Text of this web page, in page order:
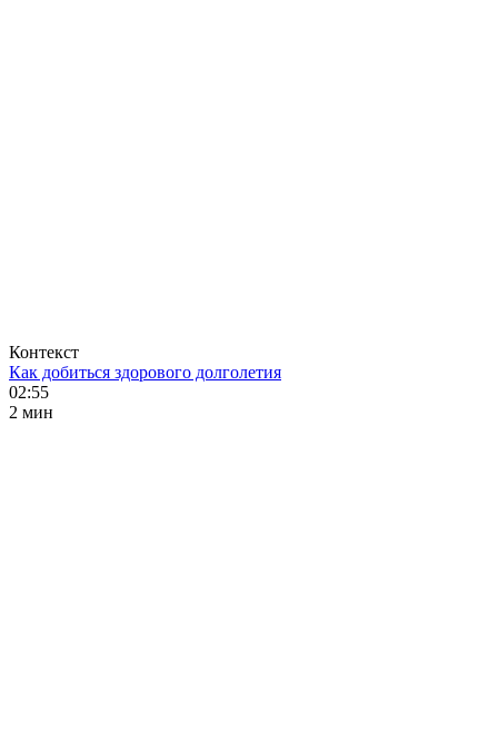
Контекст
Как добиться здорового долголетия
02:55
2 мин